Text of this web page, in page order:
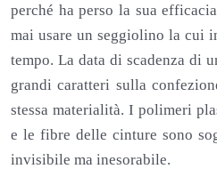
perché ha perso la sua
mai usare un seggiolino la cui
tempo. La data di scadenza di
grandi caratteri sulla
stessa materialità. I polimeri
e le fibre delle cinture sono
invisibile ma inesorabile.